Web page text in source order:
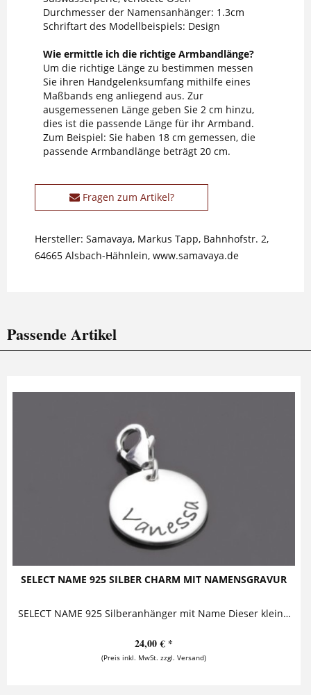
Durchmesser der Namensanhänger: 1.3cm
Schriftart des Modellbeispiels: Design
Wie ermittle ich die richtige Armbandlänge?
Um die richtige Länge zu bestimmen messen
Sie ihren Handgelenksumfang mithilfe eines
Maßbands eng anliegend aus. Zur
ausgemessenen Länge geben Sie 2 cm hinzu,
dies ist die passende Länge für ihr Armband.
Zum Beispiel: Sie haben 18 cm gemessen, die
passende Armbandlänge beträgt 20 cm.
Fragen zum Artikel?
Hersteller: Samavaya, Markus Tapp, Bahnhofstr. 2,
64665 Alsbach-Hähnlein, www.samavaya.de
Passende Artikel
SELECT NAME 925 SILBER CHARM MIT NAMENSGRAVUR
SELECT NAME 925 Silberanhänger mit Name Dieser kleine Silberanhänger ist mit einem Namen versehen. Er kann mit Karabiner oder als Kettenanhänger an...
24,00 € *
(Preis inkl. MwSt. zzgl. Versand)